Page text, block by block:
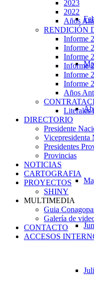
2023
2022
Años
RENDICIÓN
Informe
Informe
Informe
Informe
Informe
Informe
Años
Literales
DIRECTORIO
Presidente
Vicepresidenta
Presidentes
Provincias
NOTICIAS
CARTOGRAFIA
PROYECTOS
SHINY
MULTIMEDIA
Guia
Galería de
CONTACTO
ACCESOS